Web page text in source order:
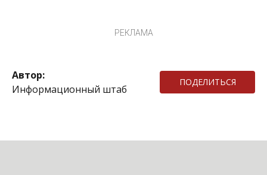
РЕКЛАМА
Автор:
Информационный штаб
ПОДЕЛИТЬСЯ